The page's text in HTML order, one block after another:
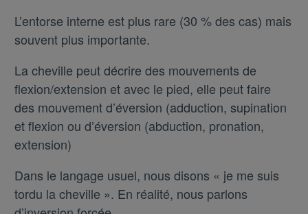
L’entorse interne est plus rare (30 % des cas) mais
souvent plus importante.
La cheville peut décrire des mouvements de
flexion/extension et avec le pied, elle peut faire
des mouvement d’éversion (adduction, supination
et flexion ou d’éversion (abduction, pronation,
extension)
Dans le langage usuel, nous disons « je me suis
tordu la cheville ». En réalité, nous parlons